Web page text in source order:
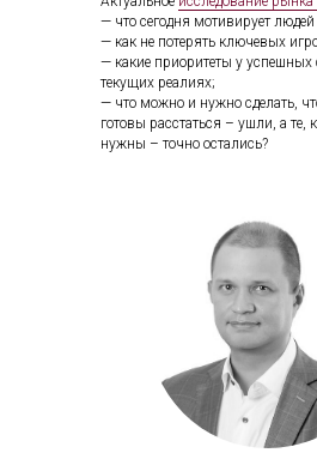
— что сегодня мотивирует людей
— как не потерять ключевых
— какие приоритеты у успешных
текущих реалиях;
— что можно и нужно сделать,
готовы расстаться – ушли, а те,
нужны – точно остались?